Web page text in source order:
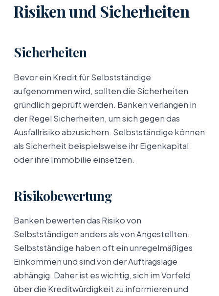
Risiken und Sicherheiten
Sicherheiten
Bevor ein Kredit für Selbstständige
aufgenommen wird, sollten die Sicherheiten
gründlich geprüft werden. Banken verlangen in
der Regel Sicherheiten, um sich gegen das
Ausfallrisiko abzusichern. Selbstständige können
als Sicherheit beispielsweise ihr Eigenkapital
oder ihre Immobilie einsetzen.
Risikobewertung
Banken bewerten das Risiko von
Selbstständigen anders als von Angestellten.
Selbstständige haben oft ein unregelmäßiges
Einkommen und sind von der Auftragslage
abhängig. Daher ist es wichtig, sich im Vorfeld
über die Kreditwürdigkeit zu informieren und